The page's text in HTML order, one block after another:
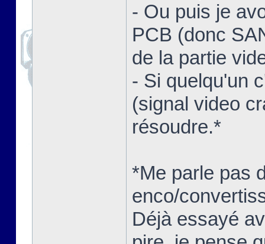
- Ou puis je
PCB (donc
de la partie
- Si quelqu'un
(signal video
résoudre.*
*Me parle pas
enco/
Déjà essayé